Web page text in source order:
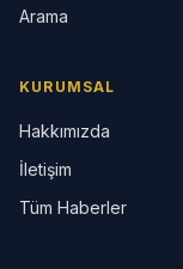
Arama
KURUMSAL
Hakkımızda
İletişim
Tüm Haberler